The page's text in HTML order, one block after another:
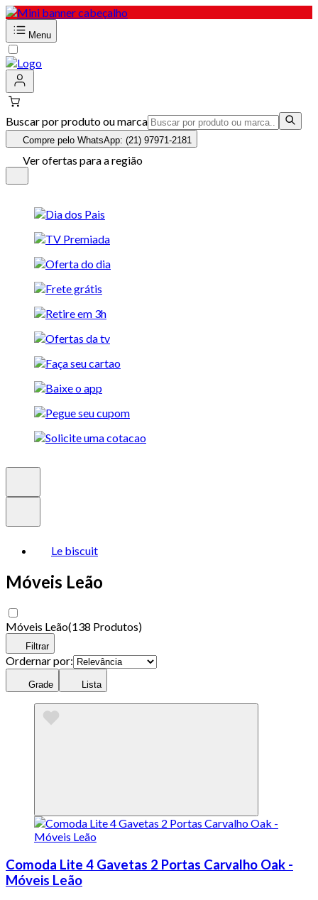
Menu
Buscar por produto ou marca
Compre pelo WhatsApp: (21) 97971-2181
Ver ofertas para a região
Le biscuit
Móveis Leão
Móveis Leão(138 Produtos)
Filtrar
Ordernar por:
Grade Lista
Comoda Lite 4 Gavetas 2 Portas Carvalho Oak -
Móveis Leão